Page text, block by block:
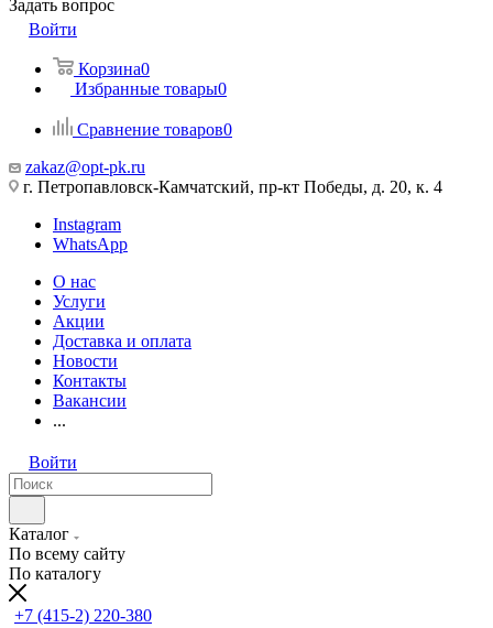
Задать вопрос
Войти
Корзина0
Избранные товары0
Сравнение товаров0
zakaz@opt-pk.ru
г. Петропавловск-Камчатский, пр-кт Победы, д. 20, к. 4
Instagram
WhatsApp
О нас
Услуги
Акции
Доставка и оплата
Новости
Контакты
Вакансии
...
Войти
Каталог
По всему сайту
По каталогу
+7 (415-2) 220-380